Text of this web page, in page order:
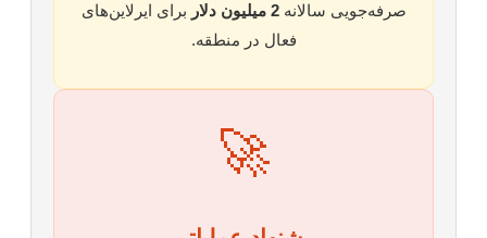
صرفه‌جویی سالانه2 میلیون دلار
برای ایرلاین‌های
فعال در منطقه.
🚀